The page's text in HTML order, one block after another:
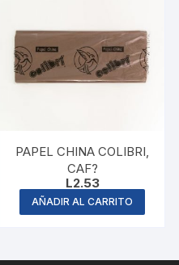
PAPEL CHINA COLIBRI,
CAF?
L2.53
AÑADIR AL CARRITO